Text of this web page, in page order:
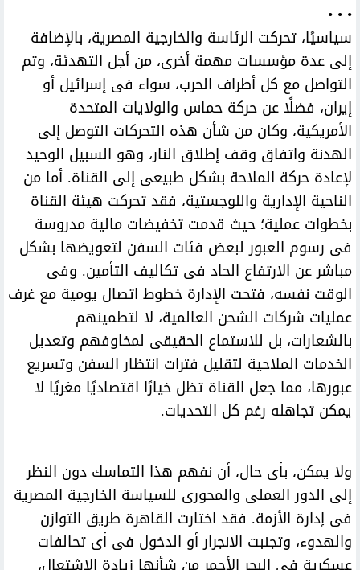
• • •
سياسيًا، تحركت الرئاسة والخارجية المصرية، بالإضافة
إلى عدة مؤسسات مهمة أخرى، من أجل التهدئة، وتم
التواصل مع كل أطراف الحرب، سواء فى إسرائيل أو
إيران، فضلًا عن حركة حماس والولايات المتحدة
الأمريكية، وكان من شأن هذه التحركات التوصل إلى
الهدنة واتفاق وقف إطلاق النار، وهو السبيل الوحيد
لإعادة حركة الملاحة بشكل طبيعى إلى القناة. أما من
الناحية الإدارية واللوجستية، فقد تحركت هيئة القناة
بخطوات عملية؛ حيث قدمت تخفيضات مالية مدروسة
فى رسوم العبور لبعض فئات السفن لتعويضها بشكل
مباشر عن الارتفاع الحاد فى تكاليف التأمين. وفى
الوقت نفسه، فتحت الإدارة خطوط اتصال يومية مع غرف
عمليات شركات الشحن العالمية، لا لتطمينهم
بالشعارات، بل للاستماع الحقيقى لمخاوفهم وتعديل
الخدمات الملاحية لتقليل فترات انتظار السفن وتسريع
عبورها، مما جعل القناة تظل خيارًا اقتصاديًا مغريًا لا
يمكن تجاهله رغم كل التحديات.
ولا يمكن، بأى حال، أن نفهم هذا التماسك دون النظر
إلى الدور العملى والمحورى للسياسة الخارجية المصرية
فى إدارة الأزمة. فقد اختارت القاهرة طريق التوازن
والهدوء، وتجنبت الانجرار أو الدخول فى أى تحالفات